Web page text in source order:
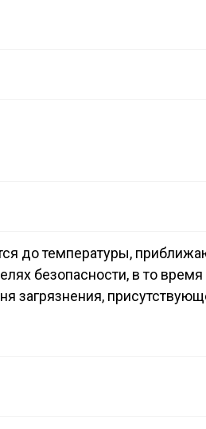
безопасности, в то
загрязнения,